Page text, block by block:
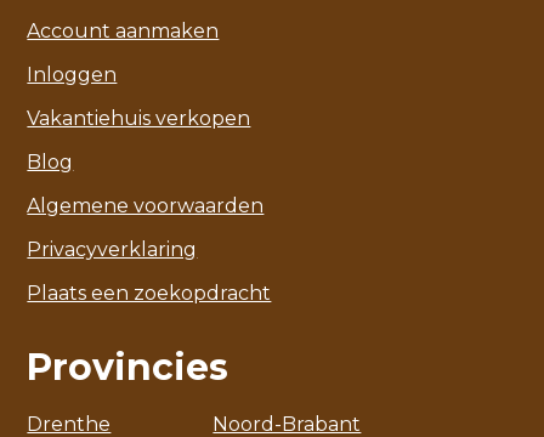
Account aanmaken
Inloggen
Vakantiehuis verkopen
Blog
Algemene voorwaarden
Privacyverklaring
Plaats een zoekopdracht
Provincies
Drenthe
Noord-Brabant